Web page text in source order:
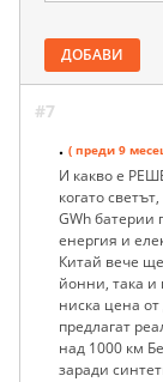
ДОБАВИ
#7
. ( преди 9
И какво е
когато
GWh батерии
енергия и
Китай вече
йонни, така и
ниска цена
предлагат
над 1000 км
заради